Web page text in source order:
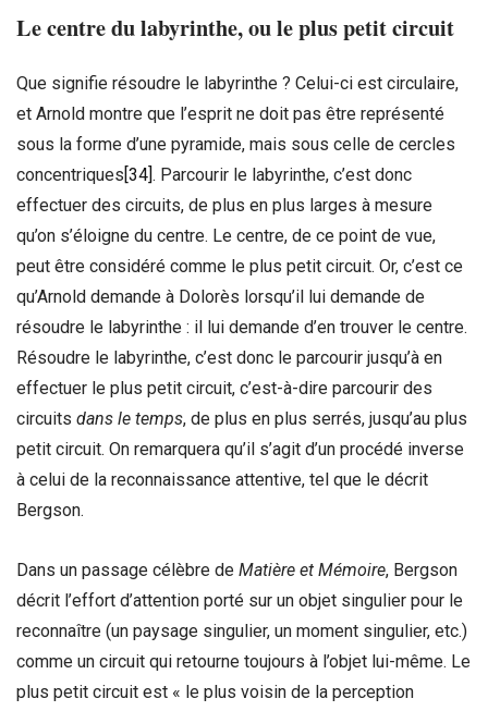
Le centre du labyrinthe, ou le plus petit circuit
Que signifie résoudre le labyrinthe ? Celui-ci est circulaire,
et Arnold montre que l’esprit ne doit pas être représenté
sous la forme d’une pyramide, mais sous celle de cercles
concentriques[34]. Parcourir le labyrinthe, c’est donc
effectuer des circuits, de plus en plus larges à mesure
qu’on s’éloigne du centre. Le centre, de ce point de vue,
peut être considéré comme le plus petit circuit. Or, c’est ce
qu’Arnold demande à Dolorès lorsqu’il lui demande de
résoudre le labyrinthe : il lui demande d’en trouver le centre.
Résoudre le labyrinthe, c’est donc le parcourir jusqu’à en
effectuer le plus petit circuit, c’est-à-dire parcourir des
circuits dans le temps, de plus en plus serrés, jusqu’au plus
petit circuit. On remarquera qu’il s’agit d’un procédé inverse
à celui de la reconnaissance attentive, tel que le décrit
Bergson.
Dans un passage célèbre de Matière et Mémoire, Bergson
décrit l’effort d’attention porté sur un objet singulier pour le
reconnaître (un paysage singulier, un moment singulier, etc.)
comme un circuit qui retourne toujours à l’objet lui-même. Le
plus petit circuit est « le plus voisin de la perception